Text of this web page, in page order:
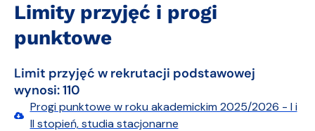
Limity przyjęć i progi
punktowe
Limit przyjęć w rekrutacji podstawowej
wynosi: 110
Progi punktowe w roku akademickim 2025/2026 - I i
II stopień, studia stacjonarne